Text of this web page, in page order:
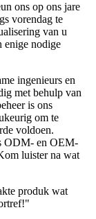
ons op ons jare
vorendag te
van u
enige nodige
ingenieurs en
met behulp van
is ons
om te
voldoen.
ODM- en OEM-
luister na wat
produk wat